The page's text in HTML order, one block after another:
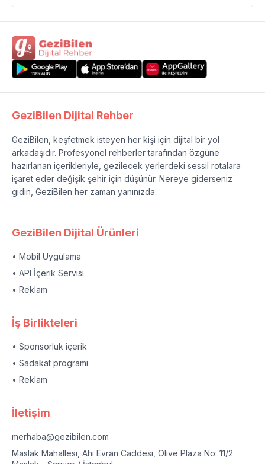
GeziBilen Dijital Rehber
GeziBilen, keşfetmek isteyen her kişi için dijital bir yol
arkadaşıdır. Profesyonel rehberler tarafından özgüne
hazırlanan içerikleriyle, gezilecek yerlerdeki sessil rotalara
işaret eder değişik şehir için düşünür. Nereye giderseniz
gidin, GeziBilen her zaman yanınızda.
GeziBilen Dijital Ürünleri
• Mobil Uygulama
• API İçerik Servisi
• Reklam
İş Birlikteleri
• Sponsorluk içerik
• Sadakat programı
• Reklam
İletişim
merhaba@gezibilen.com
Maslak Mahallesi, Ahi Evran Caddesi, Olive Plaza No: 11/2